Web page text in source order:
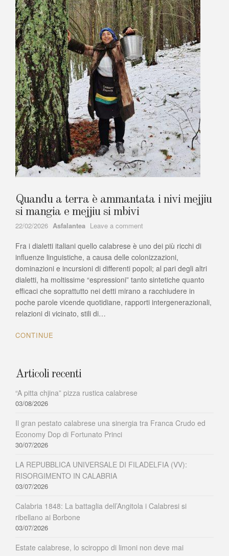
Quandu a terra è ammantata i nivi mejjiu
si mangia e mejjiu si mbivi
22/02/2026 Author
Asfalantea Leave a comment
a
terra
è
ammantata
nivi
mejjiu
Fra i dialetti italiani quello calabrese è uno dei più ricchi di
influenze linguistiche, a causa delle colonizzazioni,
dominazioni e incursioni di differenti popoli; al pari degli altri
dialetti, ha moltissime “espressioni” tanto sintetiche quanto
efficaci che soprattutto nei detti mirano a racchiudere in
poche parole vicende quotidiane, rapporti intergenerazionali,
relazioni di vicinato, stili di…
CONTINUE
Articoli recenti
“A pitta chjina” pizza rustica calabrese
03/08/2026
Il gran pestato calabrese una sinergia tra Franca Crudo ed
Economy Dop di Fortunato Princi
30/07/2026
LA REPUBBLICA UNIVERSALE DI FILADELFIA (VV):
RISORGIMENTO IN CALABRIA
03/07/2026
Calabria 1848: La battaglia dell’Angitola i Calabresi si
ribellano ai Borbone
03/07/2026
Estate calabrese, lo sciroppo di limoni non deve mai